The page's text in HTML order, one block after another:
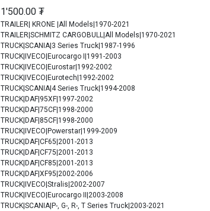
1'500.00 ₮
TRAILER| KRONE |All Models|1970-2021
TRAILER|SCHMITZ CARGOBULL|All Models|1970-2021
TRUCK|SCANIA|3 Series Truck|1987-1996
TRUCK|IVECO|Eurocargo I|1991-2003
TRUCK|IVECO|Eurostar|1992-2002
TRUCK|IVECO|Eurotech|1992-2002
TRUCK|SCANIA|4 Series Truck|1994-2008
TRUCK|DAF|95XF|1997-2002
TRUCK|DAF|75CF|1998-2000
TRUCK|DAF|85CF|1998-2000
TRUCK|IVECO|Powerstar|1999-2009
TRUCK|DAF|CF65|2001-2013
TRUCK|DAF|CF75|2001-2013
TRUCK|DAF|CF85|2001-2013
TRUCK|DAF|XF95|2002-2006
TRUCK|IVECO|Stralis|2002-2007
TRUCK|IVECO|Eurocargo II|2003-2008
TRUCK|SCANIA|P-, G-, R-, T Series Truck|2003-2021